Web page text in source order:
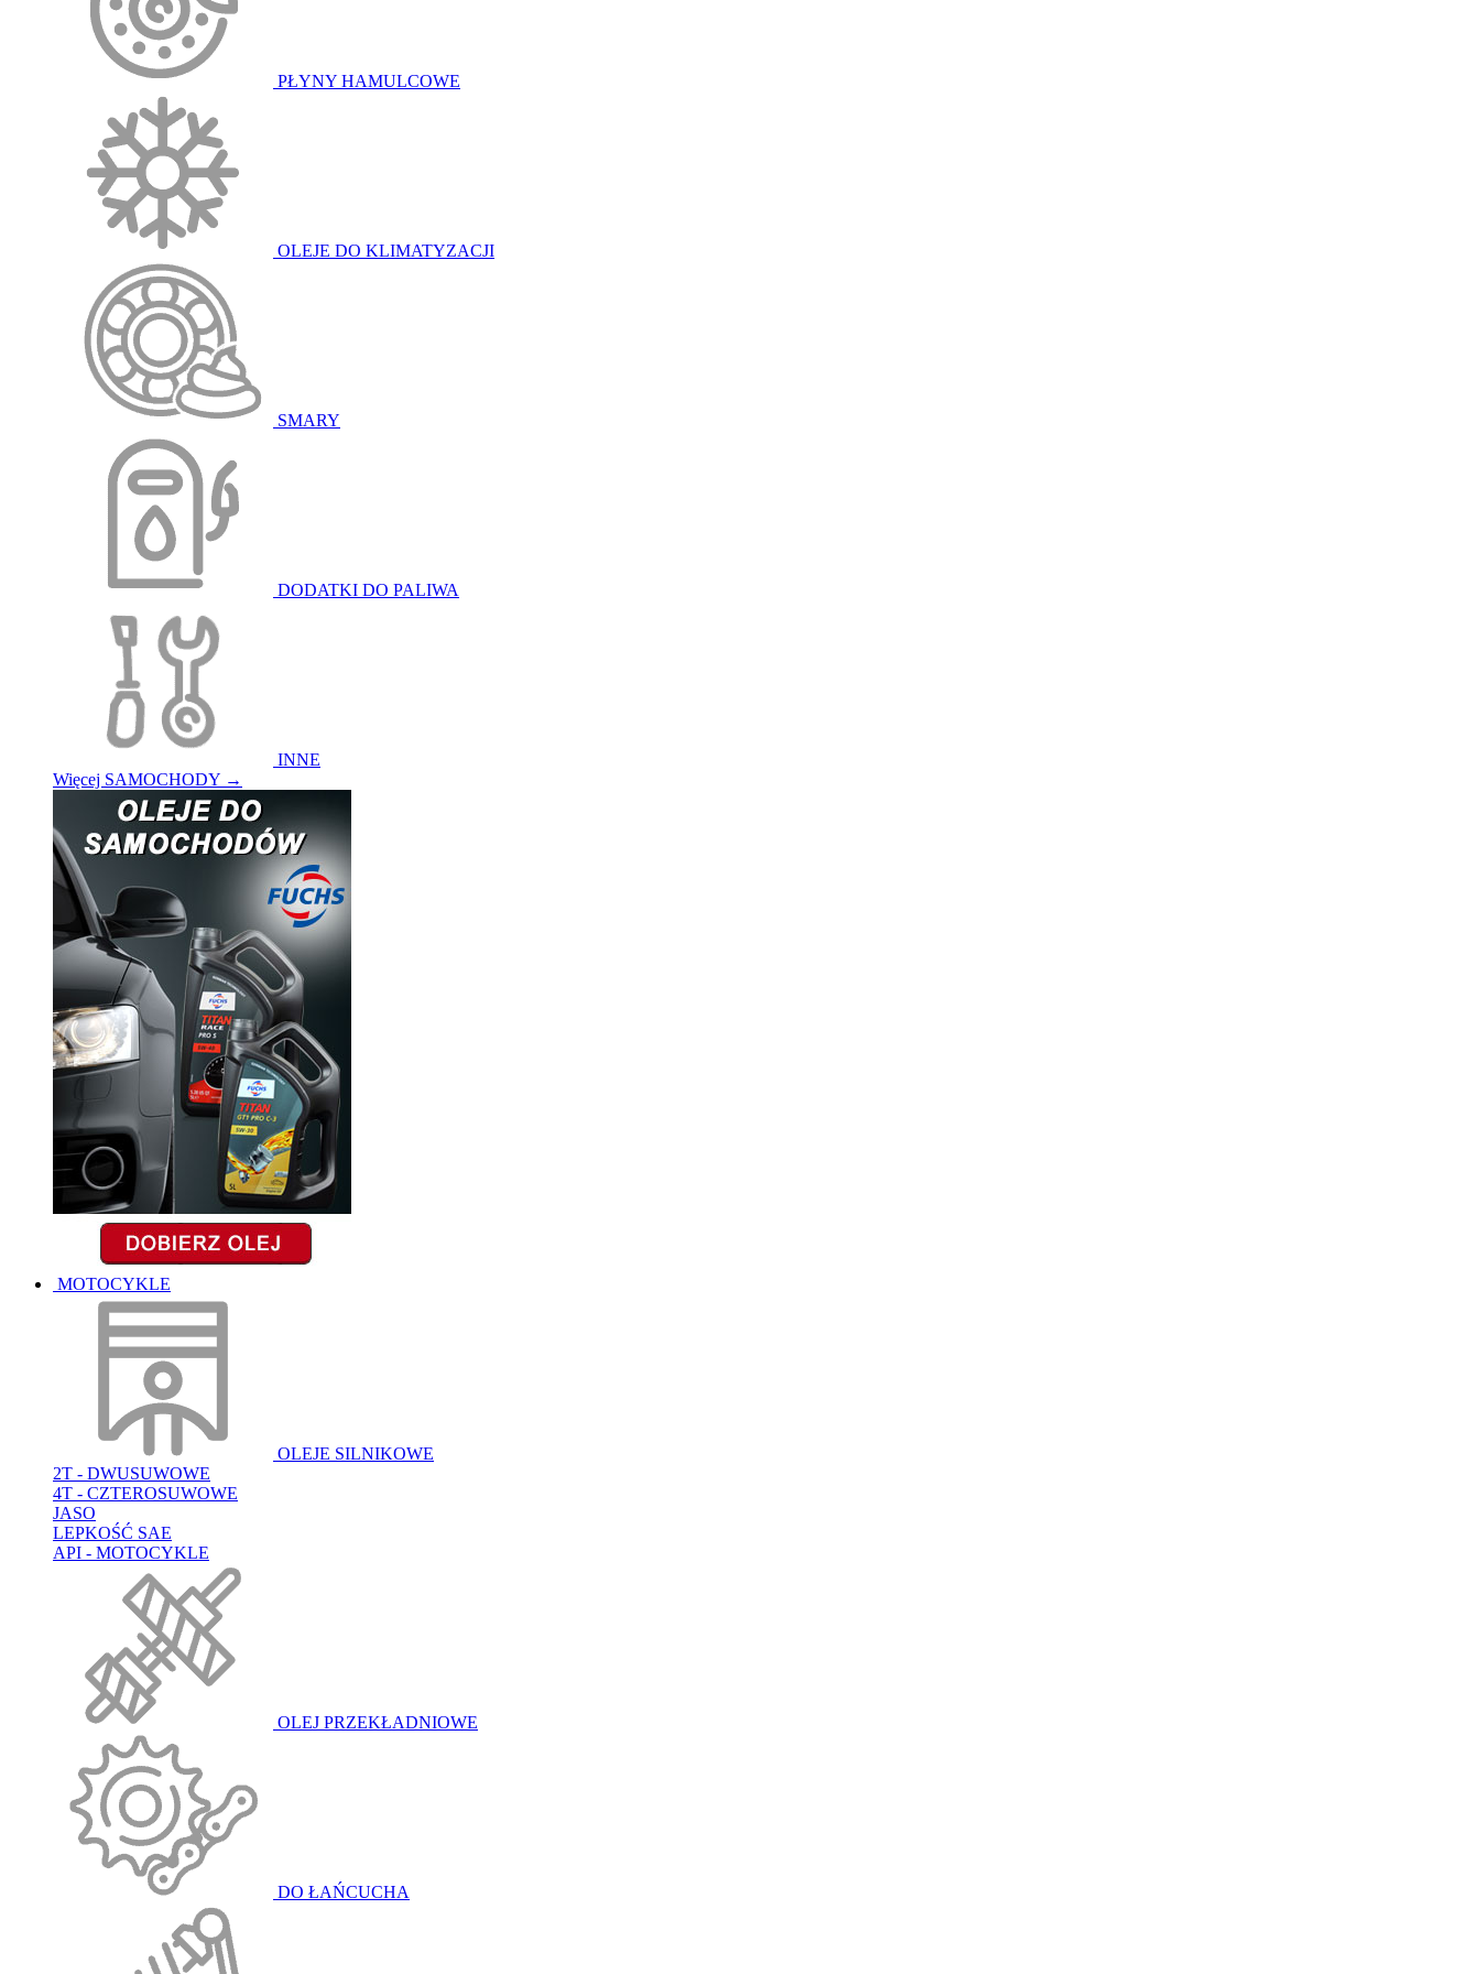
PŁYNY HAMULCOWE
OLEJE DO KLIMATYZACJI
SMARY
DODATKI DO PALIWA
INNE
Więcej SAMOCHODY →
MOTOCYKLE
OLEJE SILNIKOWE
2T - DWUSUWOWE
4T - CZTEROSUWOWE
JASO
LEPKOŚĆ SAE
API - MOTOCYKLE
OLEJ PRZEKŁADNIOWE
DO ŁAŃCUCHA